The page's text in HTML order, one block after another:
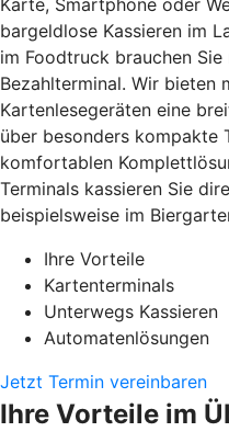
bargeldlose Kassieren im
im Foodtruck brauchen Sie
Bezahlterminal. Wir bieten
Kartenlesegeräten eine
über besonders kompakte
komfortablen
Terminals kassieren Sie
beispielsweise im
Ihre Vorteile
Kartenterminals
Unterwegs Kassieren
Automatenlösungen
Jetzt Termin vereinbaren
Ihre Vorteile im